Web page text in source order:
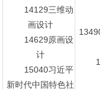
14129三维动
画设计
14629原画设
计
15040习近平
新时代中国特色社